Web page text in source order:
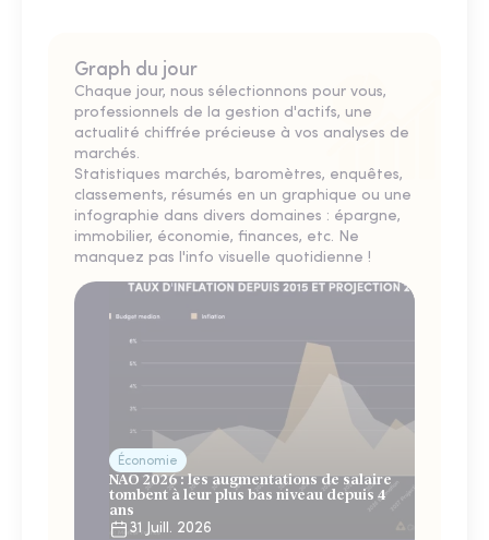
Graph du jour
Chaque jour, nous sélectionnons pour vous,
professionnels de la gestion d'actifs, une
actualité chiffrée précieuse à vos analyses de
marchés.
Statistiques marchés, baromètres, enquêtes,
classements, résumés en un graphique ou une
infographie dans divers domaines : épargne,
immobilier, économie, finances, etc. Ne
manquez pas l'info visuelle quotidienne !
Économie
NAO 2026 : les augmentations de salaire
tombent à leur plus bas niveau depuis 4
ans
31 Juill. 2026